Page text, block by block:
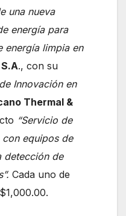
una nueva
energía para
energía limpia en
., con su
Innovación en
Thermal &
“Servicio de
equipos de
detección de
Cada uno de